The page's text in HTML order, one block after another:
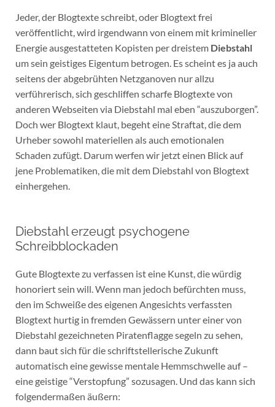
Jeder, der Blogtexte schreibt, oder Blogtext frei
veröffentlicht, wird irgendwann von einem mit krimineller
Energie ausgestatteten Kopisten per dreistem Diebstahl
um sein geistiges Eigentum betrogen. Es scheint es ja auch
seitens der abgebrühten Netzganoven nur allzu
verführerisch, sich geschliffen scharfe Blogtexte von
anderen Webseiten via Diebstahl mal eben “auszuborgen”.
Doch wer Blogtext klaut, begeht eine Straftat, die dem
Urheber sowohl materiellen als auch emotionalen
Schaden zufügt. Darum werfen wir jetzt einen Blick auf
jene Problematiken, die mit dem Diebstahl von Blogtext
einhergehen.
Diebstahl erzeugt psychogene
Schreibblockaden
Gute Blogtexte zu verfassen ist eine Kunst, die würdig
honoriert sein will. Wenn man jedoch befürchten muss,
den im Schweiße des eigenen Angesichts verfassten
Blogtext hurtig in fremden Gewässern unter einer von
Diebstahl gezeichneten Piratenflagge segeln zu sehen,
dann baut sich für die schriftstellerische Zukunft
automatisch eine gewisse mentale Hemmschwelle auf –
eine geistige “Verstopfung” sozusagen. Und das kann sich
folgendermaßen äußern: